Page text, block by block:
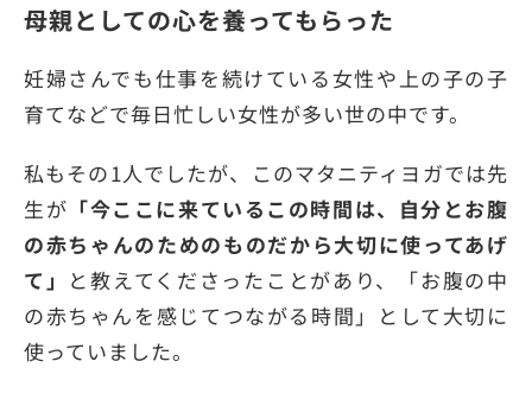
母親としての心を養ってもらった
妊婦さんでも仕事を続けている女性や上の子の子
育てなどで毎日忙しい女性が多い世の中です。
私もその1人でしたが、このマタニティヨガでは先
生が 「今ここに来ているこの時間は、自分とお腹
の赤ちゃんのためのものだから大切に使ってあげ
て」 と教えてくださったことがあり、「お腹の中
の赤ちゃんを感じてつながる時間」として大切に
使っていました。